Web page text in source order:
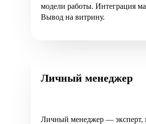
модели работы. Интеграция
Вывод на витрину.
Личный менеджер
Личный менеджер — эксперт,